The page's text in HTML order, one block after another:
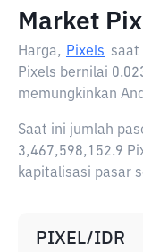
Market
Harga, Pixels saat
Pixels bernilai
memungkinkan
Saat ini jumlah
3,467,598,152.9
kapitalisasi pasar
PIXEL/IDR